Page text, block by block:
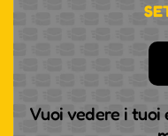
Vuoi vedere i